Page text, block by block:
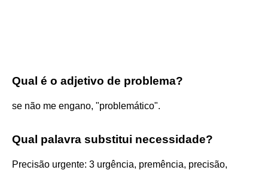
Qual é o adjetivo de problema?
se não me engano, "problemático".
Qual palavra substitui necessidade?
Precisão urgente: 3 urgência, premência, precisão,